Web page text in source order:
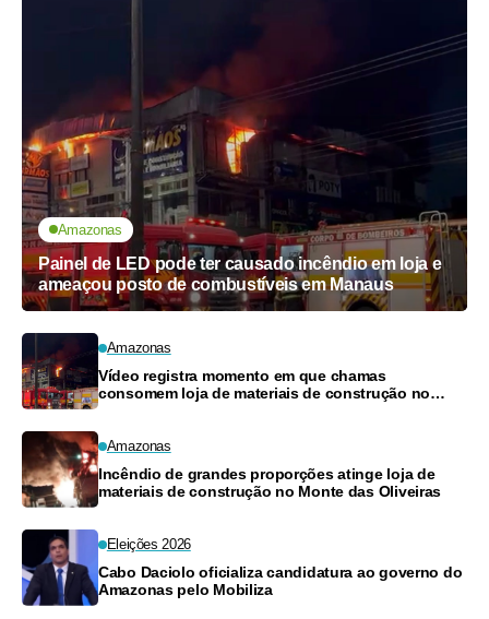
Amazonas
Painel de LED pode ter causado incêndio em loja e
ameaçou posto de combustíveis em Manaus
Amazonas
Vídeo registra momento em que chamas
consomem loja de materiais de construção no
Amazonas
Incêndio de grandes proporções atinge loja de
materiais de construção no Monte das Oliveiras
Eleições 2026
Cabo Daciolo oficializa candidatura ao governo do
Amazonas pelo Mobiliza